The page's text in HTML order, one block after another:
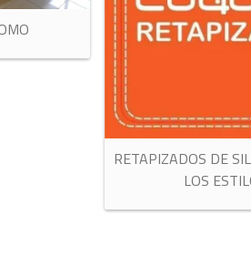
RETAPIZADOS DE